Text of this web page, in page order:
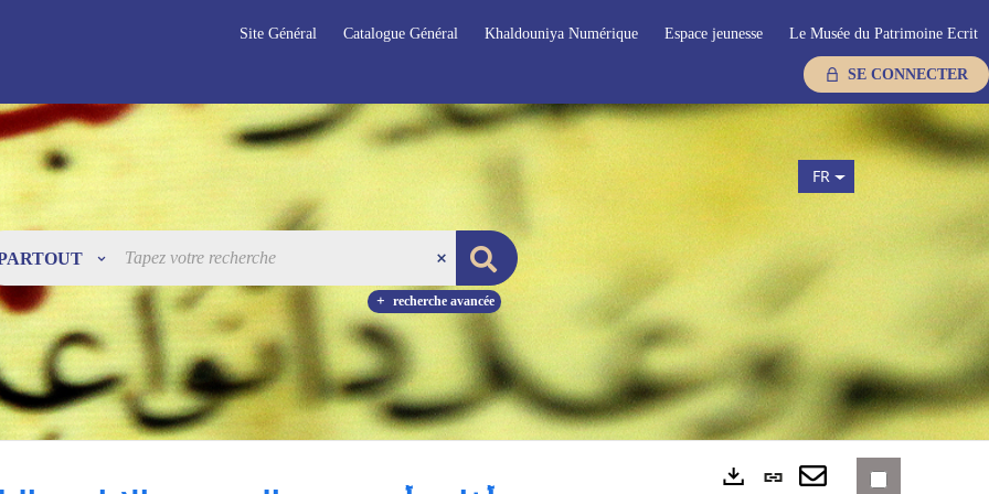
Site Général Catalogue Général Khaldouniya Numérique Espace jeunesse Le Musée du Patrimoine Ecrit
SE CONNECTER
recherche avancée
FR
Lien